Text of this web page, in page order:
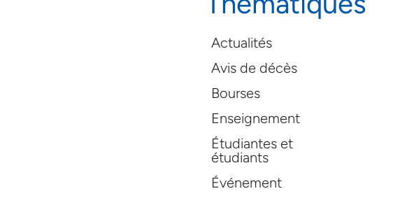
Actualités
Avis de décès
Bourses
Enseignement
Étudiantes et
étudiants
Événement